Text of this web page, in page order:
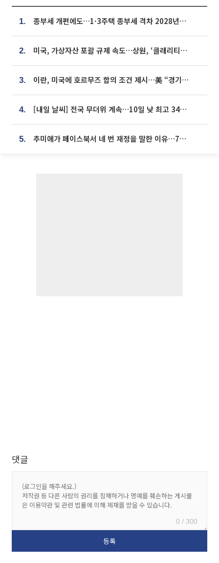
1. 종부세 개편에도…1·3주택 종부세 격차 2028년부터 확대
2. 미국, 가상자산 포괄 규제 속도…상원, ‘클래리티법’ 9월 절차투표 추진
3. 이란, 미국에 호르무즈 합의 조건 제시…美 “경기 아직 안 끝나” [종합]
4. [내일 날씨] 전국 무더위 계속…10일 낮 최고 34도 육박
5. 추미애가 페이스북서 네 번 재정을 말한 이유…7700억 추경 열쇠는 도의회에
댓글
0 / 300